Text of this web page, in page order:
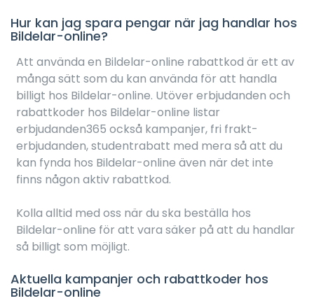
Hur kan jag spara pengar när jag handlar hos
Bildelar-online?
Att använda en Bildelar-online rabattkod är ett av
många sätt som du kan använda för att handla
billigt hos Bildelar-online. Utöver erbjudanden och
rabattkoder hos Bildelar-online listar
erbjudanden365 också kampanjer, fri frakt-
erbjudanden, studentrabatt med mera så att du
kan fynda hos Bildelar-online även när det inte
finns någon aktiv rabattkod.
Kolla alltid med oss när du ska beställa hos
Bildelar-online för att vara säker på att du handlar
så billigt som möjligt.
Aktuella kampanjer och rabattkoder hos
Bildelar-online